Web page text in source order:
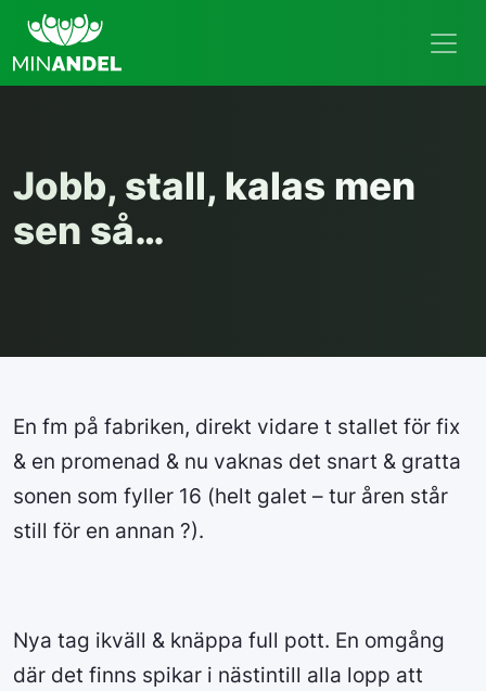
Jobb, stall, kalas men
sen så…
En fm på fabriken, direkt vidare t stallet för fix
& en promenad & nu vaknas det snart & gratta
sonen som fyller 16 (helt galet – tur åren står
still för en annan ?).
Nya tag ikväll & knäppa full pott. En omgång
där det finns spikar i nästintill alla lopp att